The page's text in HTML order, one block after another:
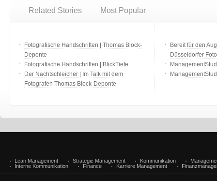
Related Stories Most Popular
Fotografische Handschriften | Thomas Block-
Deponte
Fotografische Handschriften | BlickTiefe
Der Nachtschleicher | Im Talk mit dem
Fotografen Thomas Block-Deponte
Bereit für den
Düsseldorfer
Lean Management Strategic Management Kommunikation
Interne Kommunikation
Finance Karriere Management